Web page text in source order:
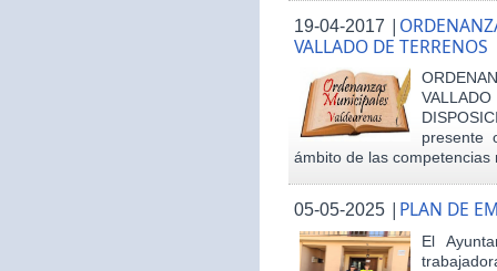
19-04-2017 |
VALLADO DE TERRENOS
presente
ámbito de las
05-05-2025 | PLAN DE
El